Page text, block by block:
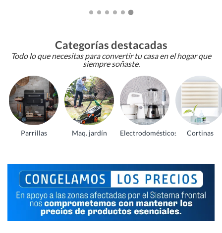
Categorías destacadas
Todo lo que necesitas para convertir tu casa en el hogar que
siempre soñaste.
Parrillas Maq. jardín Electrodomésticos Cortinas